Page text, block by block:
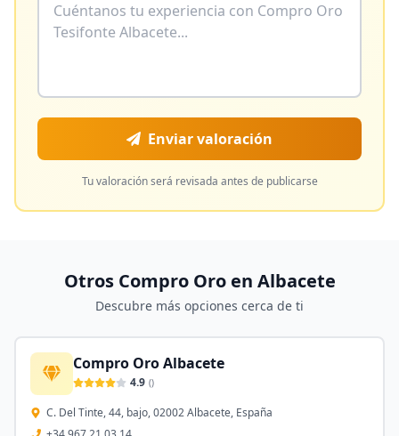
Enviar valoración
Tu valoración será revisada antes de publicarse
Otros Compro Oro en Albacete
Descubre más opciones cerca de ti
Compro Oro Albacete
4.9 ()
C. Del Tinte, 44, bajo, 02002 Albacete, España